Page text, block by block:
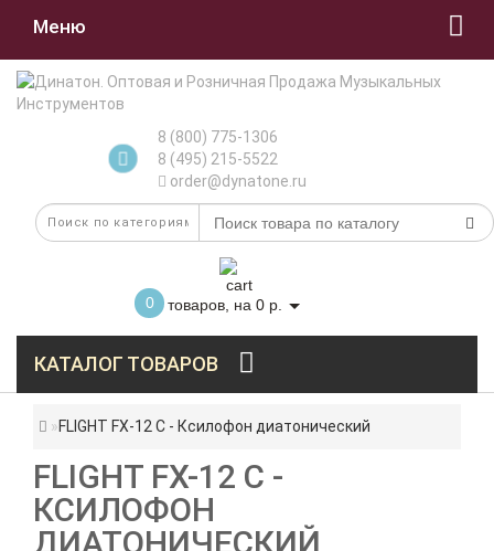
Меню
8 (800) 775-1306
8 (495) 215-5522
order@dynatone.ru
0 товаров, на 0 р.
КАТАЛОГ ТОВАРОВ
FLIGHT FX-12 C - Ксилофон диатонический
FLIGHT FX-12 C -
КСИЛОФОН
ДИАТОНИЧЕСКИЙ